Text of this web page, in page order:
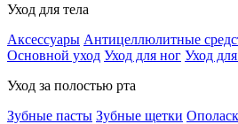
Уход для тела
Аксессуары Антицеллюлитные
Основной уход Уход для ног Уход
Уход за полостью рта
Зубные пасты Зубные щетки